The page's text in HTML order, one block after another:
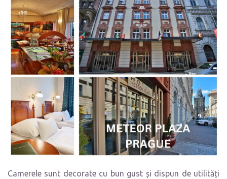
Camerele sunt decorate cu bun gust și dispun de utilități